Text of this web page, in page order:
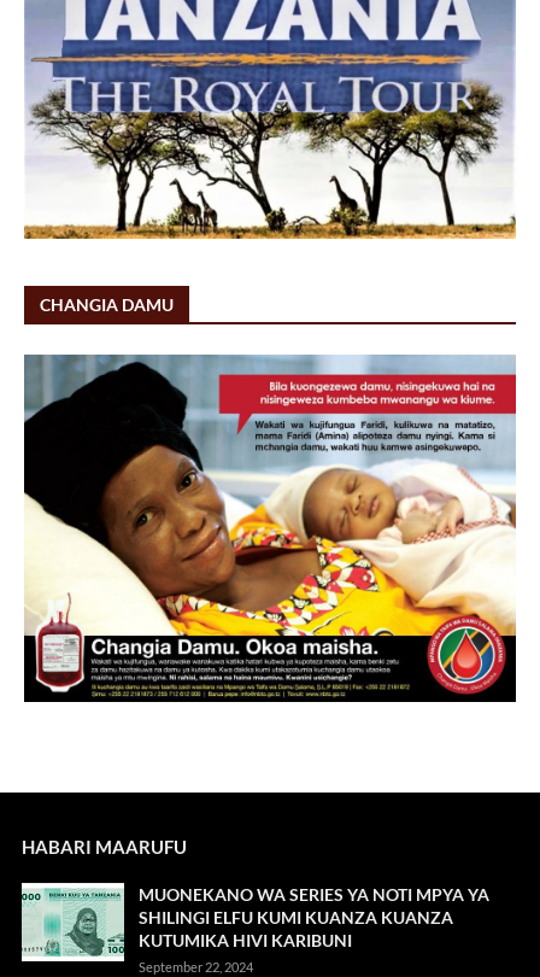
CHANGIA DAMU
HABARI MAARUFU
MUONEKANO WA SERIES YA NOTI MPYA YA
SHILINGI ELFU KUMI KUANZA KUANZA
KUTUMIKA HIVI KARIBUNI
September 22, 2024